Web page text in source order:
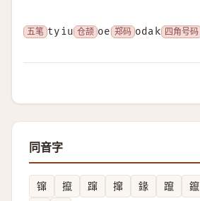
五笔 tyiu 仓颉 oe 郑码 odak 四角号码
同音字
镩 攛 蹿 撺 䤸 躥 鑹